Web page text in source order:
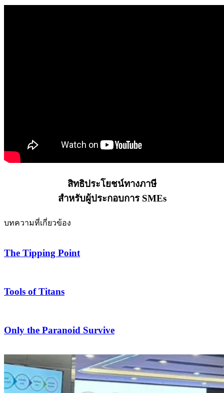
สิทธิประโยชน์ทางภาษี
สำหรับผู้ประกอบการ SMEs
บทความที่เกี่ยวข้อง
The Tipping Point
Tools of Titans
Only the Paranoid Survive